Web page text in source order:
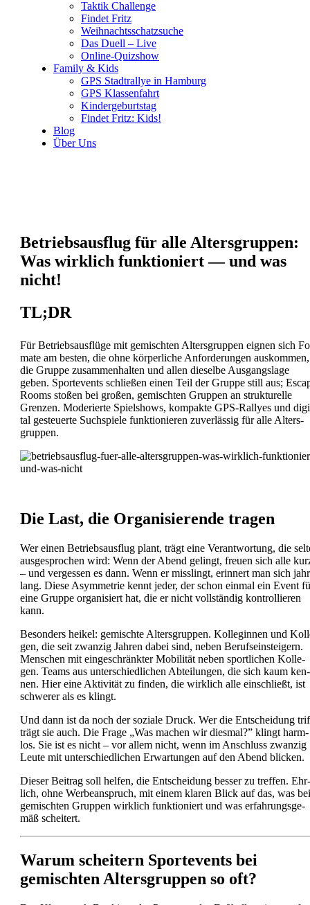
Tak­tik Chall­enge
Fin­det Fritz
Weih­nachts­schatz­su­che
Das Duell – Live
Online-Qui­z­­show
Fami­ly & Kids
GPS Stadt­ral­lye in Ham­burg
GPS Klas­sen­fahrt
Kin­der­ge­burts­tag
Fin­det Fritz: Kids!
Blog
Über Uns
Betriebs­aus­flug für alle Alters­grup­pen:
Was wirk­lich funk­tio­niert — und was
nicht!
TL;DR
Für Betriebs­aus­flü­ge mit gemisch­ten Alters­grup­pen eig­nen sich
ma­te am bes­ten, die ohne kör­per­li­che Anfor­de­run­gen aus­kom­men,
die Grup­pe zusam­men­hal­ten und allen die­sel­be Aus­gangs­la­ge
geben. Sport­events schlie­ßen einen Teil der Grup­pe still aus;
Rooms sto­ßen bei gro­ßen, gemisch­ten Grup­pen an struk­tu­rel­le
Gren­zen. Mode­rier­te Spiel­shows, kom­pak­te GPS-Ral­lyes und
tal gesteu­er­te Such­spie­le funk­tio­nie­ren zuver­läs­sig für alle Alters­
grup­pen.
Die Last, die Orga­ni­sie­ren­de tra­gen
Wer einen Betriebs­aus­flug plant, trägt eine Ver­ant­wor­tung, die
aus­ge­spro­chen wird: Wenn der Abend gelingt, freu­en sich alle
– und ver­ges­sen es dann. Wenn er miss­lingt, erin­nert man sich
lang. Die­se Asym­me­trie kennt jeder, der schon ein­mal ein Event
eine Grup­pe orga­ni­siert hat, die er nicht voll­stän­dig kon­trol­lie­ren
kann.
Beson­ders hei­kel: gemisch­te Alters­grup­pen. Kol­le­gin­nen und
gen, die seit zwan­zig Jah­ren dabei sind, neben Berufs­ein­stei­gern.
Men­schen mit ein­ge­schränk­ter Mobi­li­tät neben sport­li­chen Kol­le­
gen. Teams aus unter­schied­li­chen Abtei­lun­gen, die sich kaum ken­
nen. Hier eine Akti­vi­tät zu fin­den, die wirk­lich alle ein­schließt, ist
schwe­rer als es klingt.
Und dann ist da noch der sozia­le Druck. Wer die Ent­schei­dung
trägt sie auch. Die Fra­ge „Was machen wir dies­mal?” klingt harm­
los. Sie ist es nicht – vor allem nicht, wenn im Anschluss zwan­zig
Leu­te mit unter­schied­li­chen Erwar­tun­gen auf den Abend bli­cken.
Die­ser Bei­trag soll hel­fen, die Ent­schei­dung bes­ser zu tref­fen. Ehr­
lich, ohne Wer­be­an­spruch, mit einem kla­ren Blick auf das, was bei
gemisch­ten Grup­pen wirk­lich funk­tio­niert und was erfah­rungs­ge­
mäß schei­tert.
War­um schei­tern Sport­events bei
gemisch­ten Alters­grup­pen so oft?